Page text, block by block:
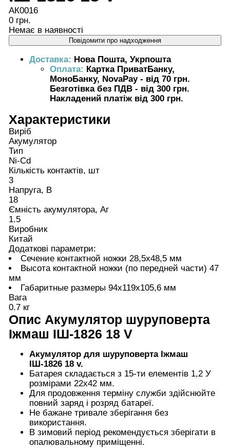
АК0016
0 грн.
Немає в наявності
Повідомити про надходження
Доставка: Нова Пошта, Укрпошта
Оплата: Картка ПриватБанку,
МоноБанку, NovaPay - від 70 грн.
Безготівка без ПДВ - від 300 грн.
Накладений платіж від 300 грн.
Характеристики
Виріб
Акумулятор
Тип
Ni-Cd
Кількість контактів, шт
3
Напруга, В
18
Ємність акумулятора, Аг
1.5
Виробник
Китай
Додаткові параметри:
Сечение контактной ножки ​28,5х48,5 мм
Высота контактной ножки (по передней части) 47
мм
Габаритные размеры ​94х119х105,6 мм
Вага
0.7 кг
Опис Акумулятор шуруповерта
Іжмаш ІШ-1826 18 V
Акумулятор для шуруповерта Іжмаш
ІШ-1826 18 v.
Батарея складається з 15-ти елементів 1,2 У
розмірами 22х42 мм.
Для продовження терміну служби здійснюйте
повний заряд і розряд батареї.
Не бажане тривале зберігання без
використання.
В зимовий період рекомендується зберігати в
опалювальному приміщенні.